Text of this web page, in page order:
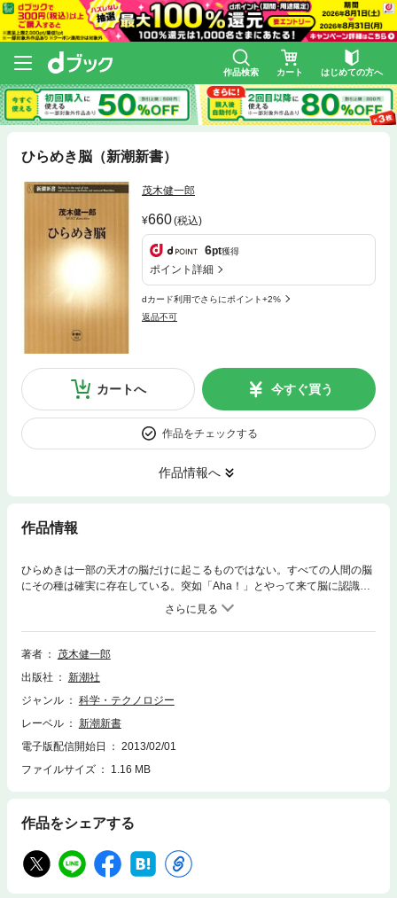
作品検索 カート はじめての方へ
ひらめき脳（新潮新書）
茂木健一郎
660(税込)
6pt獲得
ポイント詳細
dカード利用でさらにポイント+2%
返品不可
カートへ 今すぐ買う
作品をチェックする
作品情報へ
作品情報
ひらめきは一部の天才の脳だけに起こるものではない。すべての人間の脳
にその種は確実に存在している。突如「Aha！」とやって来て脳に認識の
嵐を巻き起こす、ひらめきの不思議な正体に、最新の脳科学の知見を用い
て迫る。ひらめきの脳内メカニズム、ひらめきを生み易い環境、「ど忘
れ」とひらめきの類似、感情や学習との関係は？ 創造の瞬間を生かすも
殺すもあなた次第。不確実性に満ちた世界をより豊かに生きるために、ひ
著者
茂木健一郎
出版社
新潮社
ジャンル
科学・テクノロジー
レーベル
新潮新書
電子版配信開始日
2013/02/01
ファイルサイズ
1.16 MB
作品をシェアする